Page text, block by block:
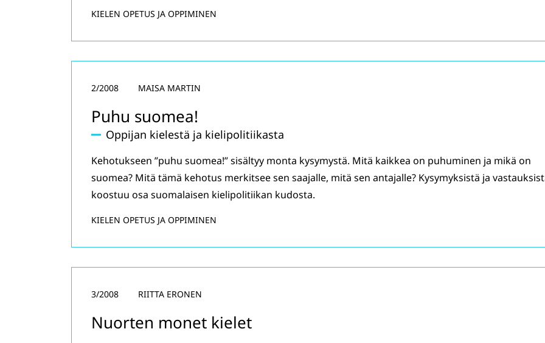
KIELEN OPETUS JA OPPIMINEN
Puhu suomea!
Oppijan kielestä ja kielipolitiikasta
2/2008 MAISA MARTIN
Kehotukseen ”puhu suomea!” sisältyy monta kysymystä. Mitä kaikkea on puhuminen ja mikä on
suomea? Mitä tämä kehotus merkitsee sen saajalle, mitä sen antajalle? Kysymyksistä ja
koostuu osa suomalaisen kielipolitiikan kudosta.
KIELEN OPETUS JA OPPIMINEN
Nuorten monet kielet
3/2008 RIITTA ERONEN